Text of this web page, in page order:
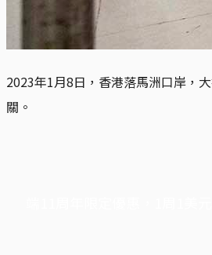
2023年1月8日，香港落馬洲口岸，
關。